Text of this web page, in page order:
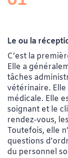
Le ou la
C’est la
Elle a
tâches
vétérinaire.
médicale. Elle
soignant et le
rendez-vous,
Toutefois, elle
questions
du personnel